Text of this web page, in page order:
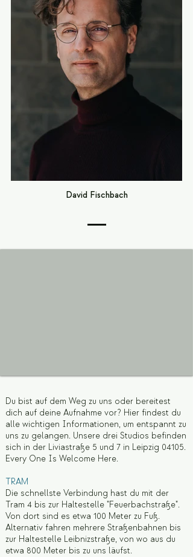
David Fischbach
Du bist auf dem Weg zu uns oder bereitest
dich auf deine Aufnahme vor? Hier findest du
alle wichtigen Informationen, um entspannt zu
uns zu gelangen. Unsere drei Studios befinden
sich in der Liviastraße 5 und 7 in Leipzig 04105.
Every One Is Welcome Here.
TRAM
Die schnellste Verbindung hast du mit der
Tram 4 bis zur Haltestelle "Feuerbachstraße".
Von dort sind es etwa 100 Meter zu Fuß.
Alternativ fahren mehrere Straßenbahnen bis
zur Haltestelle Leibnizstraße, von wo aus du
etwa 800 Meter bis zu uns läufst.